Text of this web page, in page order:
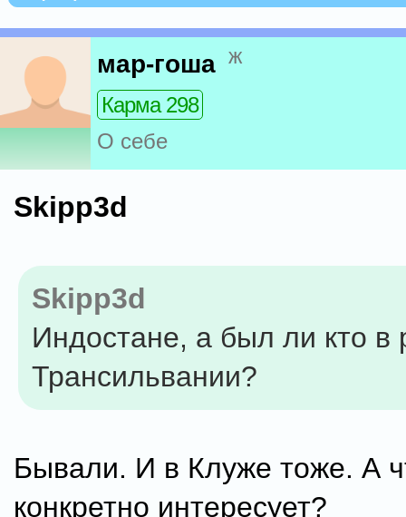
мар-гоша ж
Карма 298
О себе
Skipp3d
Skipp3d
Индостане, а был ли кто в
Трансильвании?
Бывали. И в Клуже тоже. А
конкретно интересует?